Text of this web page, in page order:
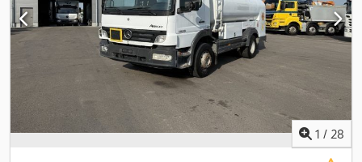
Stabilitätsprogramm (ESP), Klimaanlage, Nebelscheinwerfer,
Retarder, Servolenkung, Sitzheizung, Spoiler, Tempomat,
Zentralverriegelung, elektrisch verstellbarer Spiegel,
elektrische Fensterheberregelung, - ADR - Heizung -
Klimaanlage - Multifunktionales Lenkrad - Radio/CD - Reserverad -
Sitzheizung vorn - Startunterbrecher - Tacho - Zwillingsreifen Wir
bieten einen frisch importierten Lkw unseres langjährigen
norwegischen Lieferanten an, der Kraftstoffe im Raum Oslo
transportiert. Dieser Lkw stammt aus erster Hand und wurde von
1 / 28